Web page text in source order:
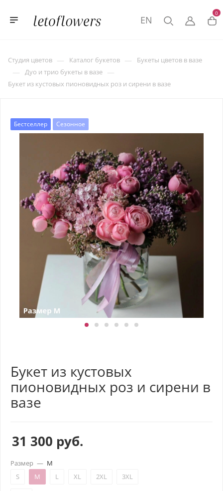
0
EN
Студия цветов — Каталог букетов — Букеты цветов в вазе
— Дуо и трио букеты в вазе —
Букет из кустовых пионовидных роз и сирени в вазе
Бестселлер Сезонное
Букет из кустовых
пионовидных роз и сирени в
вазе
31 300 руб.
Размер — M
S
M L XL 2XL 3XL